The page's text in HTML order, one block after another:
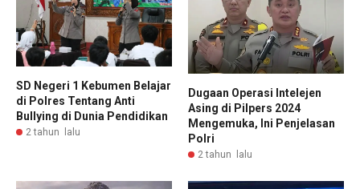
SD Negeri 1 Kebumen Belajar
di Polres Tentang Anti
Bullying di Dunia Pendidikan
2 tahun lalu
Dugaan Operasi Intelejen
Asing di Pilpers 2024
Mengemuka, Ini Penjelasan
Polri
2 tahun lalu